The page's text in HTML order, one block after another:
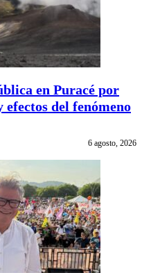
en Puracé por
efectos del fenómeno
6 agosto, 2026